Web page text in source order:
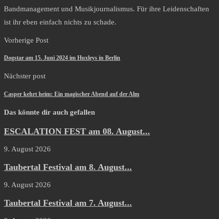
Bandmanagement und Musikjournalismus. Für ihre Leidenschaften
ist ihr eben einfach nichts zu schade.
Vorherige Post
Dogstar am 15. Juni 2024 im Huxleys in Berlin
Nächster post
Casper kehrt heim: Ein magischer Abend auf der Alm
Das könnte dir auch gefallen
ESCALATION FEST am 08. August...
9. August 2026
Taubertal Festival am 8. August...
9. August 2026
Taubertal Festival am 7. August...